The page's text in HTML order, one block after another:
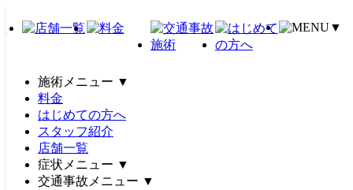
▼
施術メニュー ▼
料金
はじめての方へ
スタッフ紹介
店舗一覧
症状メニュー ▼
交通事故メニュー ▼
仙腸関節炎｜土日祝営業｜21
時まで｜駐車場完備｜女性施
術者在籍｜仙台市泉区・若林
区・多賀城市｜アットイーズ
整骨院グループ